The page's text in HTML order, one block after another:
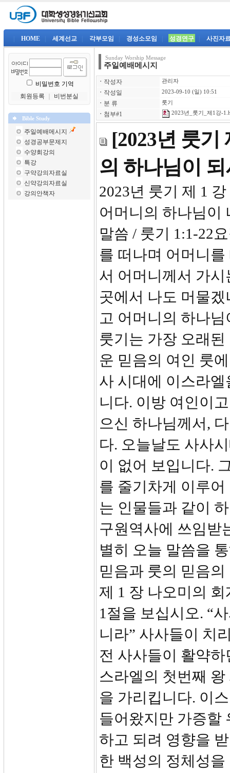
HOME 세계선교 각부모임 경성소모임 성경연구 사진자
비밀번호 기억
회원등록
비번분실
Bible Study
주일예배메시지
성경공부문제지
수양회강의
특강
구약강의자료실
신약강의자료실
강의안책자
Sunday Worship Message
주일예배메시지
ㆍ 작성자 관리자
ㆍ 작성일 2023-09-10 (일) 10:51
ㆍ 분 류 룻기
ㆍ 첨부#1 2023년_룻기_제1강-
[2023년 룻기
의 하나님이
2023년
어머니의 하나님이
말씀 / 룻기 1:1-22
를 떠나며 어머니
서 어머니께서 가
곳에서 나도 머물
고 어머니의 하나
룻기는 가장 오래
운 믿음의 여인 룻
사 시대에 이스라
니다. 이방 여인이
으신 하나님께서,
다. 오늘날도 사사
이 없어 보입니다.
를 줄기차게 이루
는 인물들과 같이
구원역사에 쓰임받
별히 오늘 말씀을
믿음과 룻의 믿음
제 1 장 나오미의
1절을 보십시오. “
니라” 사사들이 치
전 사사들이 활약
스라엘의 첫번째
을 가리킵니다. 이
들어왔지만 가증할
하고 되려 영향을
한 백성의 정체성